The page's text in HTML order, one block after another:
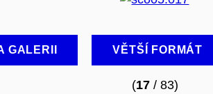
GALERII VĚTŠÍ FORMÁT
(17/ 83)